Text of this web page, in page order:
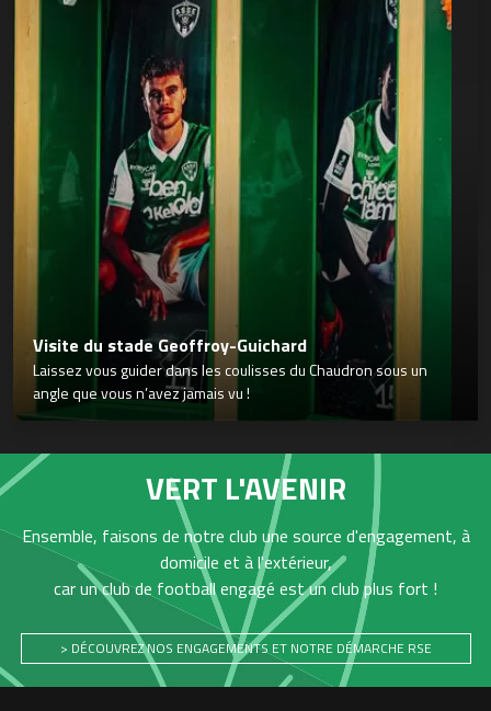
Visite du stade Geoffroy-Guichard
Laissez vous guider dans les coulisses du Chaudron sous un
angle que vous n’avez jamais vu !
VERT L'AVENIR
Ensemble, faisons de notre club une source d'engagement, à
domicile et à l'extérieur,
car un club de football engagé est un club plus fort !
> DÉCOUVREZ NOS ENGAGEMENTS ET NOTRE DÉMARCHE RSE